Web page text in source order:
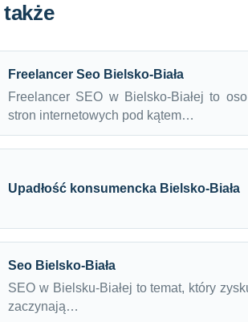
Freelancer Seo Bielsko-Biała
Freelancer SEO w Bielsko-Białej to
stron internetowych pod kątem…
Upadłość konsumencka Bielsko-Biała
Seo Bielsko-Biała
SEO w Bielsku-Białej to temat, który
zaczynają…